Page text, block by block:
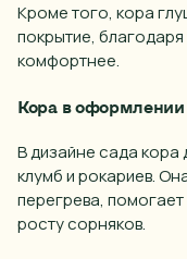
Кроме того, кора
покрытие,
комфортнее.
Кора в
В дизайне сада кора
клумб и рокариев.
перегрева, помогает
росту сорняков.